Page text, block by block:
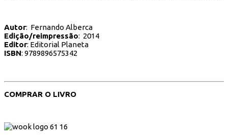
Autor: Fernando Alberca
Edição/reimpressão: 2014
Editor: Editorial Planeta
ISBN: 9789896575342
COMPRAR O LIVRO